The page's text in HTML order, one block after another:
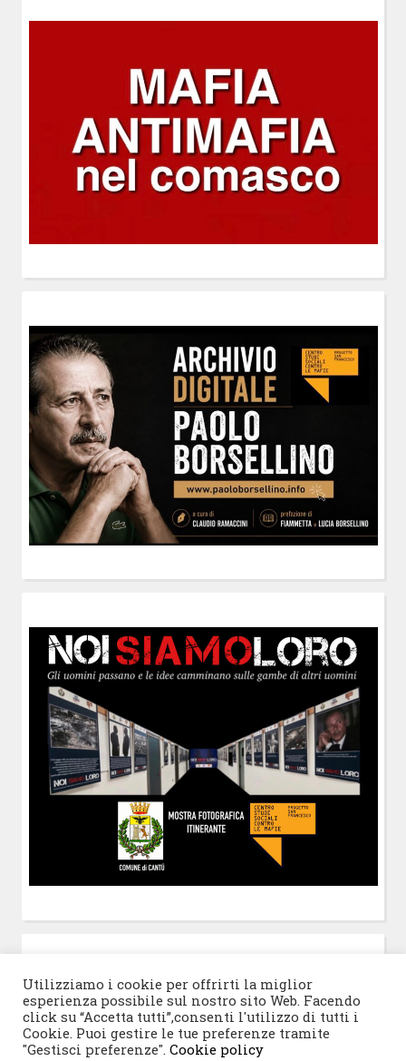
Utilizziamo i cookie per offrirti la miglior
esperienza possibile sul nostro sito Web. Facendo
click su “Accetta tutti”,consenti l'utilizzo di tutti i
Cookie. Puoi gestire le tue preferenze tramite
"Gestisci preferenze". Cookie policy